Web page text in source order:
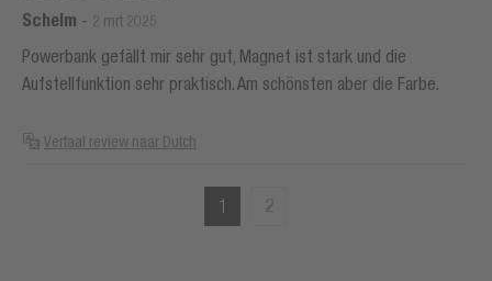
Schelm - 2 mrt 2025
Powerbank gefällt mir sehr gut, Magnet ist stark und die
Aufstellfunktion sehr praktisch. Am schönsten aber die Farbe.
Vertaal review naar Dutch
1 2